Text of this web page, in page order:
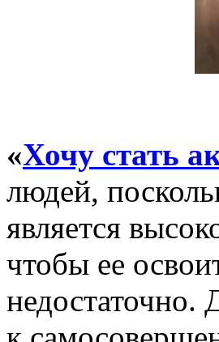
«Хочу стать
людей,
является
чтобы ее
недостаточно.